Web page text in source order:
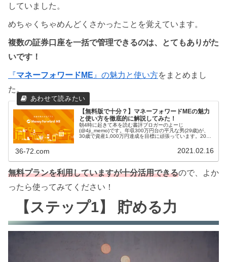
していました。
めちゃくちゃめんどくさかったことを覚えています。
複数の証券口座を一括で管理できるのは、とてもありがた
いです！
『マネーフォワードME 』の魅力と使い方をまとめまし
た。
【無料版で十分？】マネーフォワードMEの魅力
と使い方を徹底的に解説してみた！
朝4時に起きて本を読む書評ブロガーのよーじ
(@4ji_memo)です。年収300万円台の平凡な男(29歳)が、
30歳で資産1,000万円達成を目標に頑張っています。2021
36-72.com 2021.02.16
無料プランを利用していますが十分活用できるので、よか
ったら使ってみてください！
【ステップ1】 貯める力